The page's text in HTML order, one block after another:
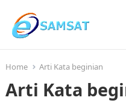
Home Arti Kata beginian
Arti Kata